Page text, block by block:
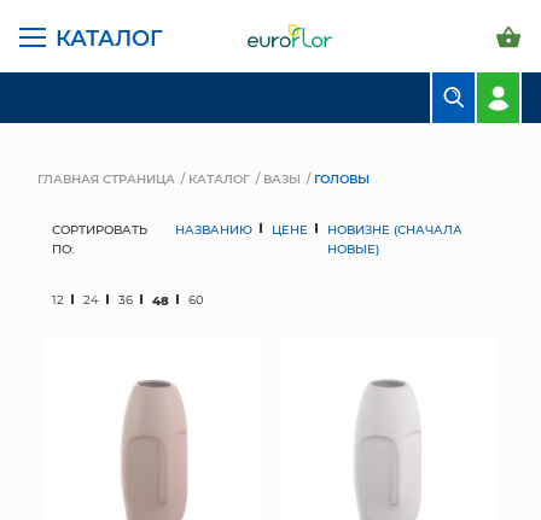
КАТАЛОГ
ГРУНТЫ И УДОБРЕНИЯ
ГЛАВНАЯ СТРАНИЦА КАТАЛОГ ВАЗЫ ГОЛОВЫ
СОРТИРОВАТЬ
ПО:
НАЗВАНИЮ ЦЕНЕ
НОВИЗНЕ (СНАЧАЛА
НОВЫЕ)
12 24 36 48 60